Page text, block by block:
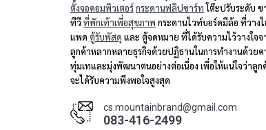
ตั้งจอคอมพิวเตอร์กระดานฟลิปชาร์ทโต๊ะปรับระดับ ข
ทีวี ที่พักเท้าเพื่อสุขภาพ กระดานไวท์บอร์ดมีล้อ ที่วางไ
แพด ตู้รับพัสดุ และ ตู้จดหมาย ที่ได้รับความไว้วางใจจ
ลูกค้าหลากหลายธุรกิจด้วยปฏิธานในการทำงานด้วยค
ทุ่มเทและมุ่งพัฒนาตนอย่างต่อเนื่อง เพื่อให้แน่ใจว่าลูก
จะได้รับความพึงพอใจสูงสุด
cs.mountainbrand@gmail.com
083-416-2499